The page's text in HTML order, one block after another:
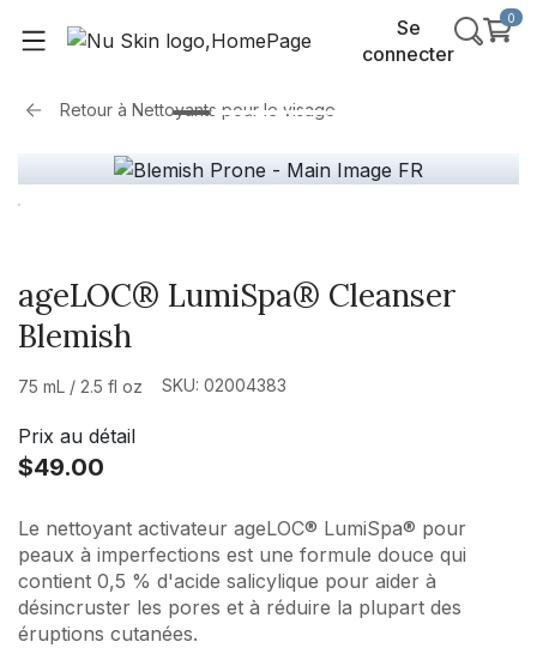
Se
connecter
0
Retour à Nettoyants pour le visage
ageLOC® LumiSpa® Cleanser
Blemish
75 mL / 2.5 fl oz SKU: 02004383
Prix au détail
$49.00
Le nettoyant activateur ageLOC® LumiSpa® pour
peaux à imperfections est une formule douce qui
contient 0,5 % d'acide salicylique pour aider à
désincruster les pores et à réduire la plupart des
éruptions cutanées.